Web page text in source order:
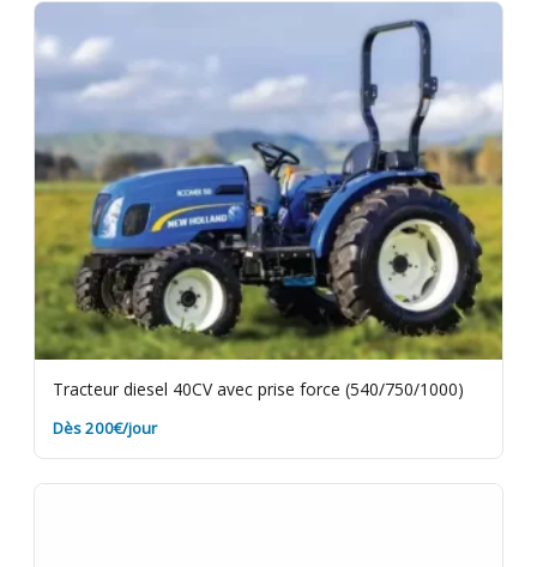
du matériel en bon état. Le matériel doit être rendu
propre et avec le plein de carburant si motorisé.
Assurance bris de machine en option.
Tracteur diesel 40CV avec prise force (540/750/1000)
Dès 200€/jour